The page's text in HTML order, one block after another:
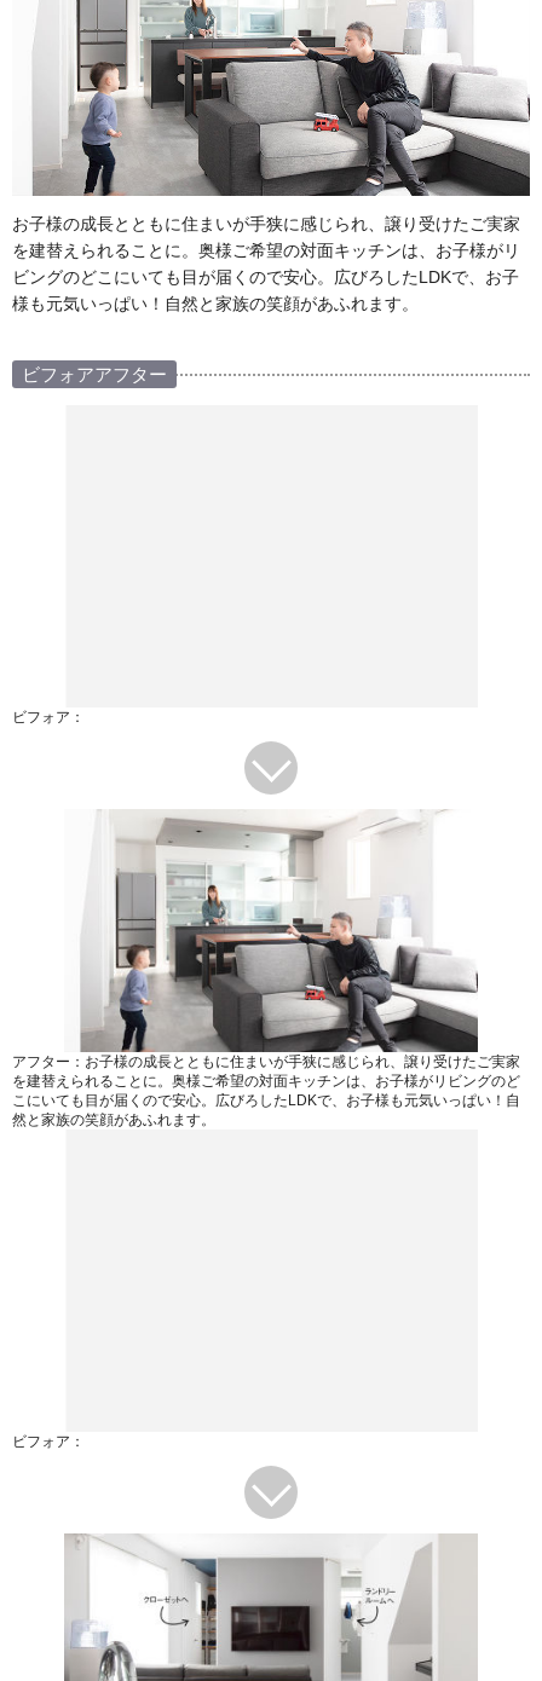
お子様の成長とともに住まいが手狭に感じられ、譲り受けたご実家
を建替えられることに。奥様ご希望の対面キッチンは、お子様がリ
ビングのどこにいても目が届くので安心。広びろしたLDKで、お子
様も元気いっぱい！自然と家族の笑顔があふれます。
ビフォアアフター
ビフォア：
アフター：お子様の成長とともに住まいが手狭に感じられ、譲り受けたご実家
を建替えられることに。奥様ご希望の対面キッチンは、お子様がリビングのど
こにいても目が届くので安心。広びろしたLDKで、お子様も元気いっぱい！自
然と家族の笑顔があふれます。
ビフォア：